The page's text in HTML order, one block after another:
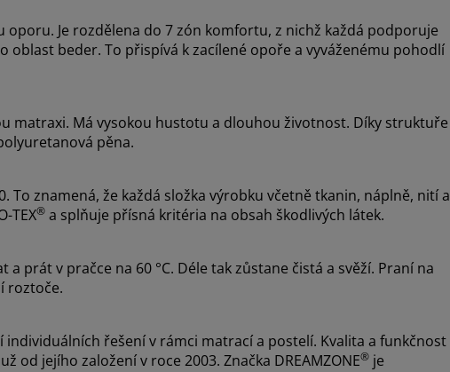
Je rozdělena do 7 zón komfortu, z nichž každá podporuje
oblast beder. To přispívá k zacílené opoře a vyváženému pohodlí
matraxi. Má vysokou hustotu a dlouhou životnost. Díky struktuře
pěna.
To znamená, že každá složka výrobku včetně tkanin, náplně, nití a
TEX® a splňuje přísná kritéria na obsah škodlivých látek.
prát v pračce na 60 °C. Déle tak zůstane čistá a svěží. Praní na
roztoče.
individuálních řešení v rámci matrací a postelí. Kvalita a funkčnost
jejího založení v roce 2003. Značka DREAMZONE® je